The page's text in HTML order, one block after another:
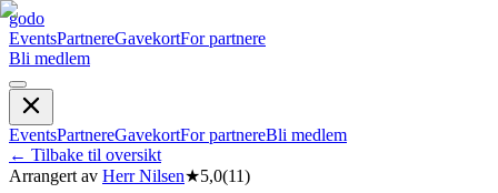
godo
EventsPartnereGavekortFor partnere
Bli medlem
EventsPartnereGavekortFor partnereBli medlem
← Tilbake til oversikt
Arrangert av Herr Nilsen★5,0(11)